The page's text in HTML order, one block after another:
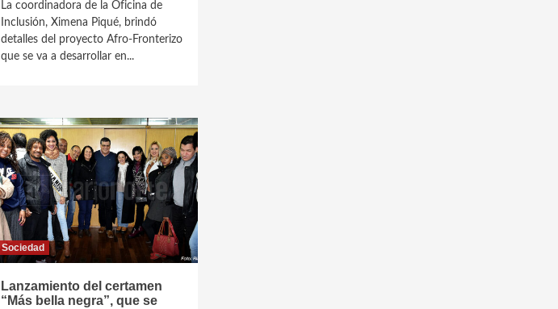
La coordinadora de la Oficina de
Inclusión, Ximena Piqué, brindó
detalles del proyecto Afro-Fronterizo
que se va a desarrollar en...
Sociedad
Lanzamiento del certamen
“Más bella negra”, que se